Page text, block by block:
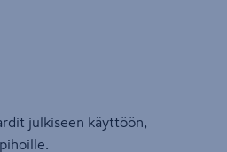
julkiseen käyttöön,